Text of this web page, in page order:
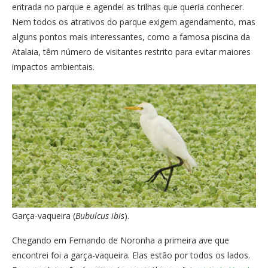
entrada no parque e agendei as trilhas que queria conhecer.
Nem todos os atrativos do parque exigem agendamento, mas
alguns pontos mais interessantes, como a famosa piscina da
Atalaia, têm número de visitantes restrito para evitar maiores
impactos ambientais.
Garça-vaqueira (Bubulcus ibis).
Chegando em Fernando de Noronha a primeira ave que
encontrei foi a garça-vaqueira. Elas estão por todos os lados.